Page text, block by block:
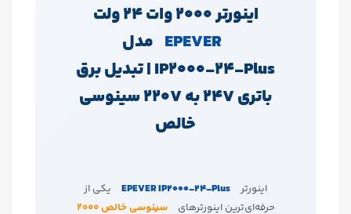
اینورتر 2000 وات 24 ولت
EPEVER مدل
IP2000‑24‑Plus | تبدیل برق
باتری 24V به 220V سینوسی
خالص
اینورتر EPEVER IP2000‑24‑Plus
یکی از
حرفه‌ای‌ترین اینورترهای
سینوسی خالص 2000